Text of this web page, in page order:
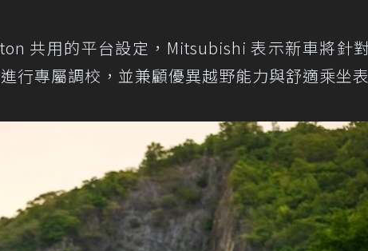
共用的平台設定，Mitsubishi 表示新車將針
行專屬調校，並兼顧優異越野能力與舒適乘坐